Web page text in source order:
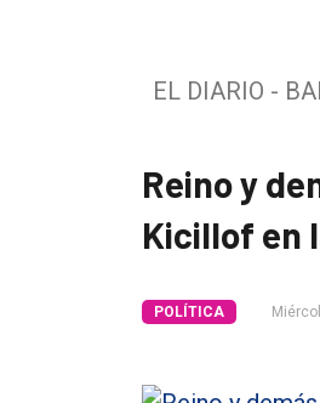
Tendencia
EL DIARIO -
Reino y
Kicillof en
POLÍTICA